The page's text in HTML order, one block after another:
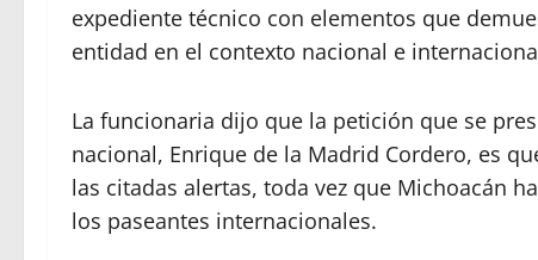
expediente técnico con elementos que
entidad en el contexto nacional e
La funcionaria dijo que la petición que se
nacional, Enrique de la Madrid Cordero, es
las citadas alertas, toda vez que Michoacán
los paseantes internacionales.